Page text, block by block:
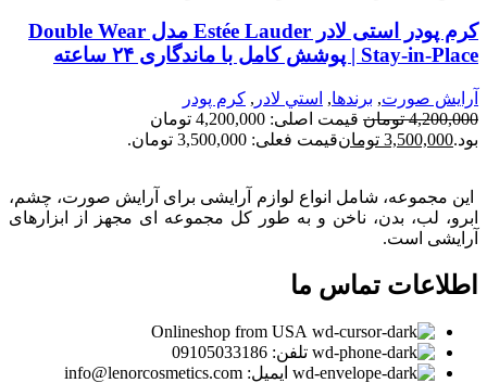
کرم پودر استی لادر Estée Lauder مدل Double Wear
Stay-in-Place | پوشش کامل با ماندگاری ۲۴ ساعته
آرايش صورت, برندها, استي لادر , كرم پودر
4,200,000 تومان
قیمت اصلی: 4,200,000 تومان
بود.3,500,000 تومانقیمت فعلی: 3,500,000 تومان.
این مجموعه، شامل انواع لوازم آرایشی برای آرایش صورت، چشم،
ابرو، لب، بدن، ناخن و به طور کل مجموعه ای مجهز از ابزارهای
آرایشی است.
اطلاعات تماس ما
Onlineshop from USA
تلفن: 09105033186
ایمیل: info@lenorcosmetics.com